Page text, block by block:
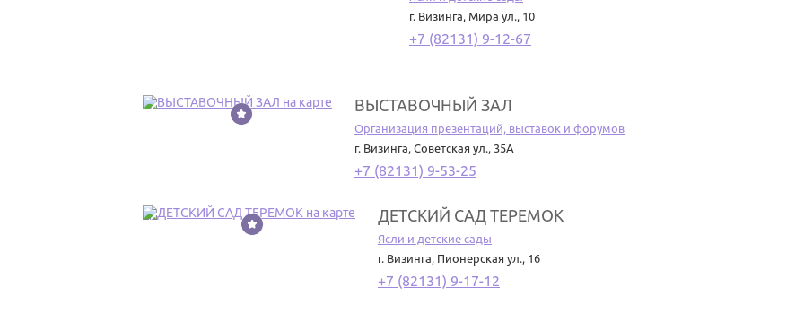
г. Визинга, Мира ул., 10
+7 (82131) 9-12-67
3 ВЫСТАВОЧНЫЙ ЗАЛ
Организация презентаций, выставок и форумов
г. Визинга, Советская ул., 35А
+7 (82131) 9-53-25
4 ДЕТСКИЙ САД ТЕРЕМОК
Ясли и детские сады
г. Визинга, Пионерская ул., 16
+7 (82131) 9-17-12